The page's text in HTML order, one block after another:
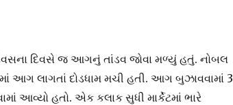
દિવસે જ આગનું તાંડવ જોવા મળ્યું હતું. નોબલ
આગ લાગતાં દોડધામ મચી હતી. આગ બુઝાવવામાં 3
આવ્યો હતો. એક કલાક સુધી માર્કેટમાં ભારે